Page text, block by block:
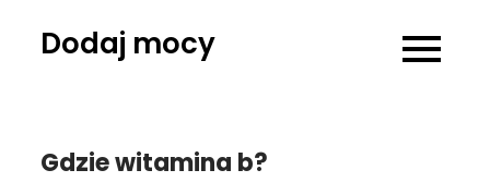
Dodaj mocy
Gdzie witamina b?